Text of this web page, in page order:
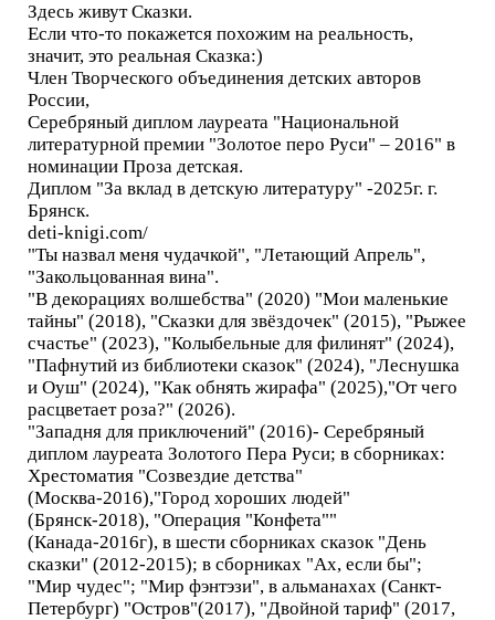
Здесь живут Сказки.
Если что-то покажется похожим на реальность,
значит, это реальная Сказка:)
Член Творческого объединения детских авторов
России,
Серебряный диплом лауреата "Национальной
литературной премии "Золотое перо Руси" – 2016" в
номинации Проза детская.
Диплом "За вклад в детскую литературу" -2025г. г.
Брянск.
deti-knigi.com/
"Ты назвал меня чудачкой", "Летающий Апрель",
"Закольцованная вина".
"В декорациях волшебства" (2020) "Мои маленькие
тайны" (2018), "Сказки для звёздочек" (2015), "Рыжее
счастье" (2023), "Колыбельные для филинят" (2024),
"Пафнутий из библиотеки сказок" (2024), "Леснушка
и Оуш" (2024), "Как обнять жирафа" (2025),"От чего
расцветает роза?" (2026).
"Западня для приключений" (2016)- Серебряный
диплом лауреата Золотого Пера Руси; в сборниках:
Хрестоматия "Созвездие детства"
(Москва-2016),"Город хороших людей"
(Брянск-2018), "Операция "Конфета""
(Канада-2016г), в шести сборниках сказок "День
сказки" (2012-2015); в сборниках "Ах, если бы";
"Мир чудес"; "Мир фэнтэзи", в альманахах (Санкт-
Петербург) "Остров"(2017), "Двойной тариф" (2017,